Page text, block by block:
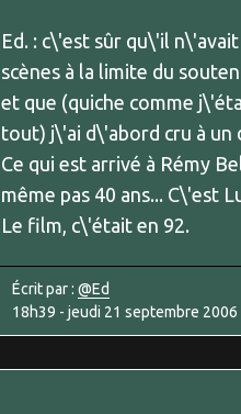
Ed. : c\'est sûr qu\'il
scènes à la limite du
et que (quiche comme
tout) j\'ai d\'abord cru à un
Ce qui est arrivé à Rémy
même pas 40 ans... C\'est
Le film, c\'était en 92.
Écrit par : @Ed
18h39 - jeudi 21 septembre 2006